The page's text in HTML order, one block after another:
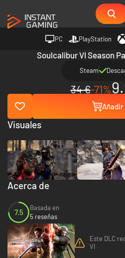
PC PlayStation
Soulcalibur VI Season
Steam
34 €-71%
Añadir
Acerca de
7.5
Basada en
5 reseñas
Este DLC
VI
Visuales